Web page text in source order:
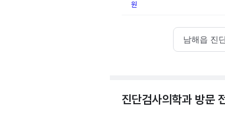
원
남해읍 진
진단검사의학과 방문